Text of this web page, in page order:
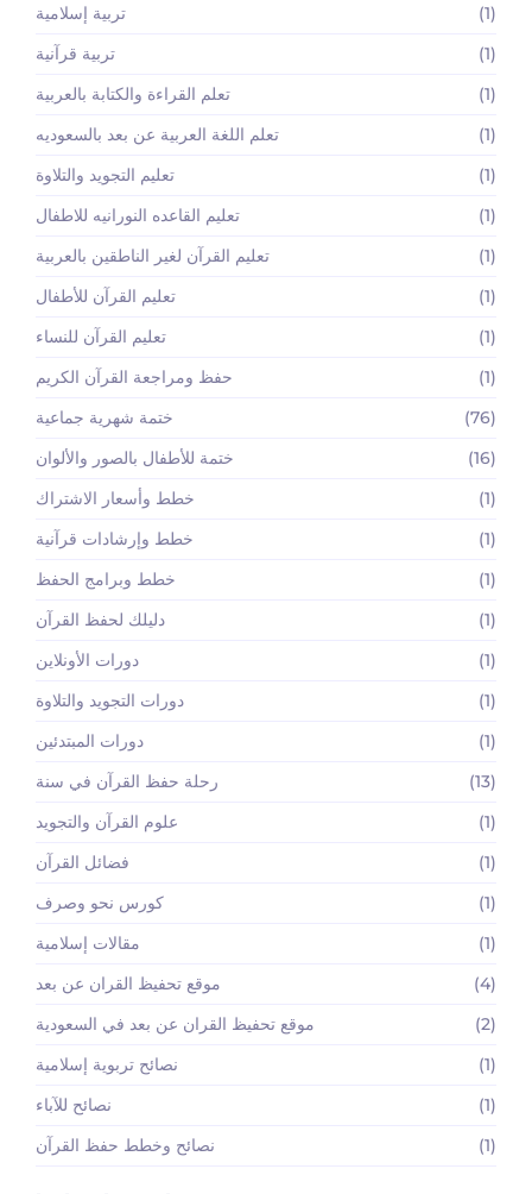
تربية إسلامية
(1)
تربية قرآنية
(1)
تعلم القراءة والكتابة بالعربية
(1)
تعلم اللغة العربية عن بعد بالسعوديه
(1)
تعليم التجويد والتلاوة
(1)
تعليم القاعده النورانيه للاطفال
(1)
تعليم القرآن لغير الناطقين بالعربية
(1)
تعليم القرآن للأطفال
(1)
تعليم القرآن للنساء
(1)
حفظ ومراجعة القرآن الكريم
(1)
ختمة شهرية جماعية
(76)
ختمة للأطفال بالصور والألوان
(16)
خطط وأسعار الاشتراك
(1)
خطط وإرشادات قرآنية
(1)
خطط وبرامج الحفظ
(1)
دليلك لحفظ القرآن
(1)
دورات الأونلاين
(1)
دورات التجويد والتلاوة
(1)
دورات المبتدئين
(1)
رحلة حفظ القرآن في سنة
(13)
علوم القرآن والتجويد
(1)
فضائل القرآن
(1)
كورس نحو وصرف
(1)
مقالات إسلامية
(1)
موقع تحفيظ القران عن بعد
(4)
موقع تحفيظ القران عن بعد في السعودية
(2)
نصائح تربوية إسلامية
(1)
نصائح للآباء
(1)
نصائح وخطط حفظ القرآن
(1)